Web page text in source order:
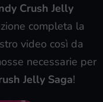
Crush Jelly
completa la
video così da
necessarie per
Jelly Saga!